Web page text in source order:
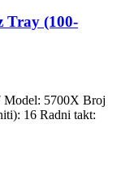
Tray (100-
Model: 5700X Broj
16 Radni takt: